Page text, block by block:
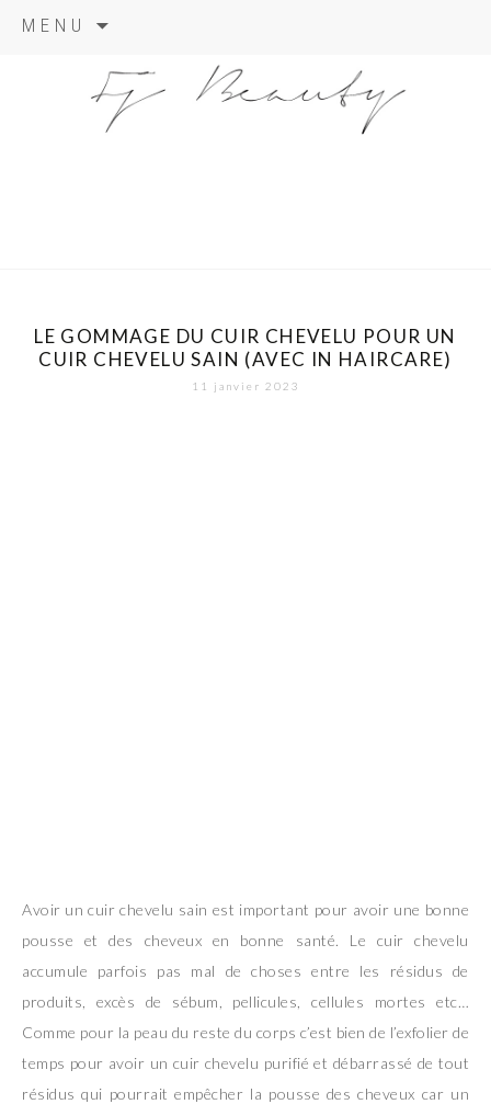
MENU
content
LE GOMMAGE DU CUIR CHEVELU POUR UN
CUIR CHEVELU SAIN (AVEC IN HAIRCARE)
11 janvier 2023
Avoir un cuir chevelu sain est important pour avoir une bonne
pousse et des cheveux en bonne santé. Le cuir chevelu
accumule parfois pas mal de choses entre les résidus de
produits, excès de sébum, pellicules, cellules mortes etc…
Comme pour la peau du reste du corps c’est bien de l’exfolier de
temps pour avoir un cuir chevelu purifié et débarrassé de tout
résidus qui pourrait empêcher la pousse des cheveux car un